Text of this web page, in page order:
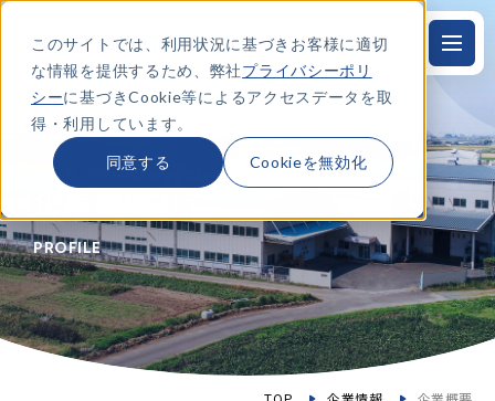
このサイトでは、利用状況に基づきお客様に適切
な情報を提供するため、弊社プライバシーポリ
シーに基づきCookie等によるアクセスデータを取
得・利用しています。
同意する Cookieを無効化
JP
企業概要
PROFILE